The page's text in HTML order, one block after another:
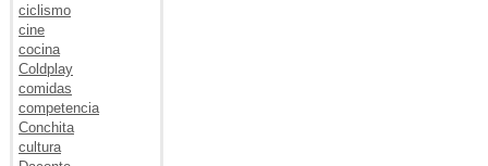
ciclismo
cine
cocina
Coldplay
comidas
competencia
Conchita
cultura